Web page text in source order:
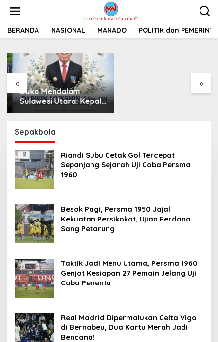
t
BERANDA NASIONAL MANADO POLITIK dan
« »
Duka Mendalam
Sulawesi Utara: Kepala
Dinas Perkebunan
Meninggal Dunia
Pemprov Sulut
Siapkan 2 Opsi
Sepakbola
Riandi Subu Cetak Gol Tercepat
Sepanjang Sejarah Uji Coba Persma
1960
Besok Pagi, Persma 1950 Jajal
Kekuatan Persikokot, Ujian Perdana
Sang Petarung
Taktik Jadi Menu Utama, Persma 1960
Genjot Kesiapan 27 Pemain Jelang Uji
Coba Penentu
Real Madrid Dipermalukan Celta Vigo
di Bernabeu, Dua Kartu Merah Jadi
Bencana!